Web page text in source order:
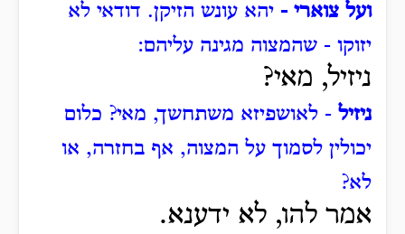
ועל צוארי - יהא עונש הזיקן. דודאי לא
יזוקו - שהמצוה מגינה עליהם:
ניזיל, מאי?
ניזיל - לאושפיזא משתחשך, מאי? כלום
יכולין לסמוך על המצוה, אף בחזרה, או
לא?
אמר להו, לא ידענא.